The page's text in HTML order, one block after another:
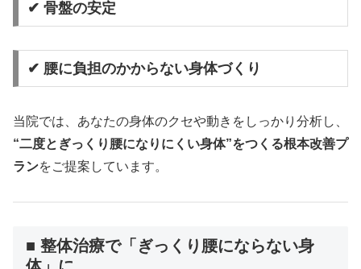
✔ 骨盤の安定
✔ 腰に負担のかからない身体づくり
当院では、あなたの身体のクセや動きをしっかり分析し、
“二度とぎっくり腰になりにくい身体”をつくる根本改善プ
ランをご提案しています。
■ 整体治療で「ぎっくり腰にならない身